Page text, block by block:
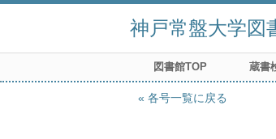
神戸常盤大学図
図書館TOP 蔵書
各号一覧に戻る